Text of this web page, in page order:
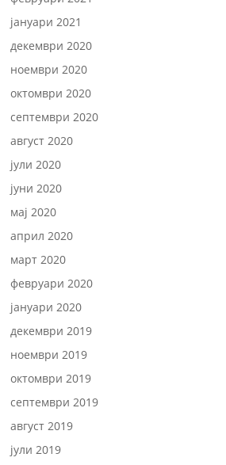
јануари 2021
декември 2020
ноември 2020
октомври 2020
септември 2020
август 2020
јули 2020
јуни 2020
мај 2020
април 2020
март 2020
февруари 2020
јануари 2020
декември 2019
ноември 2019
октомври 2019
септември 2019
август 2019
јули 2019